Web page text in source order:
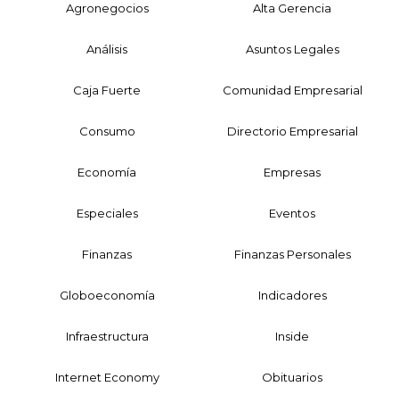
Agronegocios Alta Gerencia
Análisis Asuntos Legales
Caja Fuerte Comunidad Empresarial
Consumo Directorio Empresarial
Economía Empresas
Especiales Eventos
Finanzas Finanzas Personales
Globoeconomía Indicadores
Infraestructura Inside
Internet Economy Obituarios